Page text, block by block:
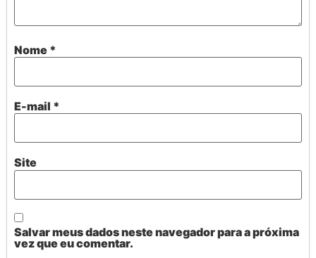
Nome *
E-mail *
Site
Salvar meus dados neste navegador para a próxima
vez que eu comentar.